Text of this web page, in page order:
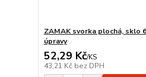
ZAMAK svorka plochá, sklo
úpravy
52,29 Kč/KS
43,21 Kč bez DPH